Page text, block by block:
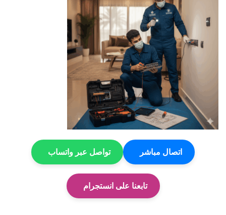
اتصال مباشر تواصل عبر واتساب
تابعنا على انستجرام